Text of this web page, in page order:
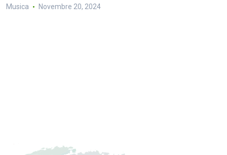
Musica Novembre 20, 2024